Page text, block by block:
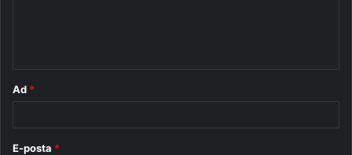
Ad *
E-posta *